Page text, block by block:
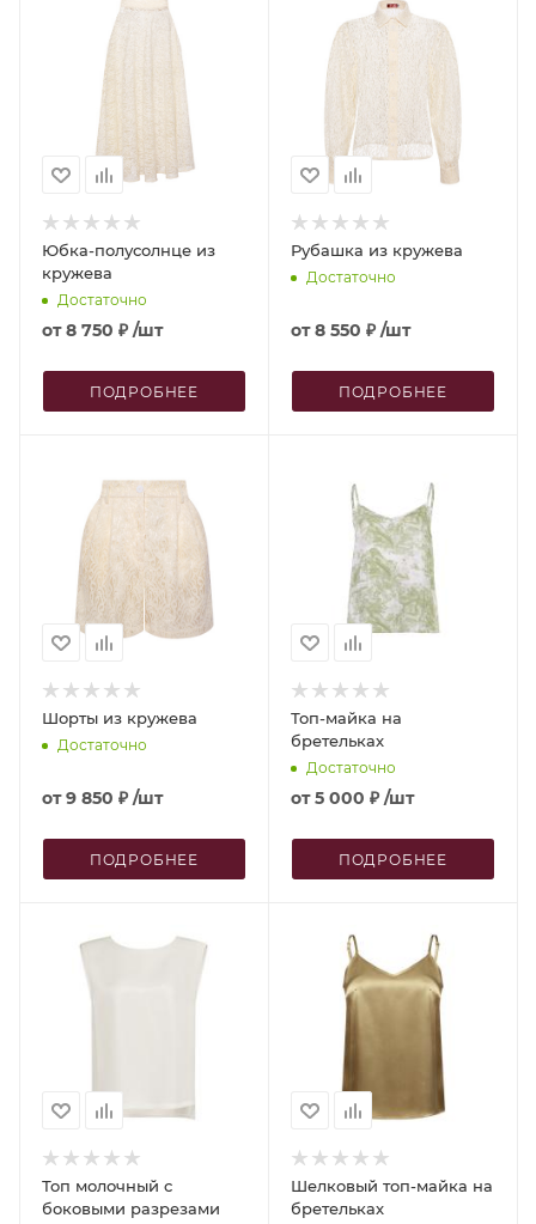
Юбка-полусолнце из
кружева
Достаточно
от8 750 ₽ /шт
ПОДРОБНЕЕ
Рубашка из кружева
Достаточно
от8 550 ₽ /шт
ПОДРОБНЕЕ
Шорты из кружева
Достаточно
от9 850 ₽ /шт
ПОДРОБНЕЕ
Топ-майка на
бретельках
Достаточно
от5 000 ₽ /шт
ПОДРОБНЕЕ
Топ молочный с
боковыми разрезами
Шелковый топ-майка на
бретельках